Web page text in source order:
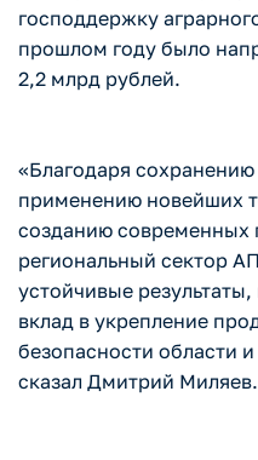
господдержку
прошлом году было
2,2 млрд рублей.
«Благодаря
применению новейших
созданию современных
региональный сектор
устойчивые
вклад в укрепление
безопасности области
сказал Дмитрий Миляев.